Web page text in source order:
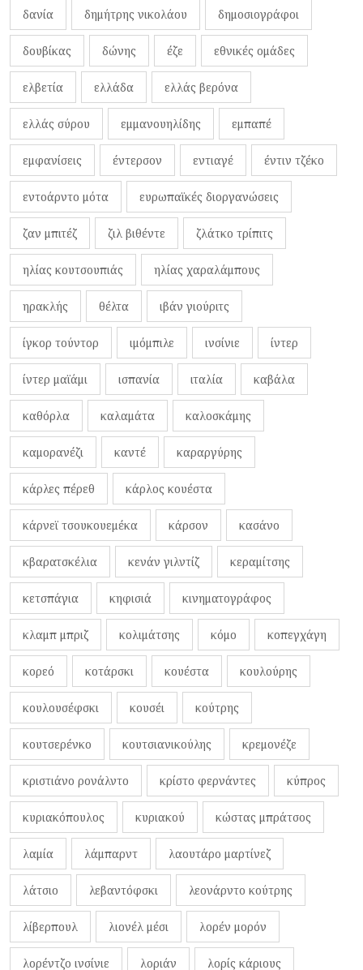
δανία δημήτρης νικολάου δημοσιογράφοι
δουβίκας δώνης έζε εθνικές ομάδες
ελβετία ελλάδα ελλάς βερόνα
ελλάς σύρου εμμανουηλίδης εμπαπέ
εμφανίσεις έντερσον εντιαγέ έντιν τζέκο
εντοάρντο μότα ευρωπαϊκές διοργανώσεις
ζαν μπιτέζ ζιλ βιθέντε ζλάτκο τρίπιτς
ηλίας κουτσουπιάς ηλίας χαραλάμπους
ηρακλής θέλτα ιβάν γιούριτς
ίγκορ τούντορ ιμόμπιλε ινσίνιε ίντερ
ίντερ μαϊάμι ισπανία ιταλία καβάλα
καθόρλα καλαμάτα καλοσκάμης
καμορανέζι καντέ καραργύρης
κάρλες πέρεθ κάρλος κουέστα
κάρνεϊ τσουκουεμέκα κάρσον κασάνο
κβαρατσκέλια κενάν γιλντίζ κεραμίτσης
κετσπάγια κηφισιά κινηματογράφος
κλαμπ μπριζ κολιμάτσης κόμο κοπεγχάγη
κορεό κοτάρσκι κουέστα κουλούρης
κουλουσέφσκι κουσέι κούτρης
κουτσερένκο κουτσιανικούλης κρεμονέζε
κριστιάνο ρονάλντο κρίστο φερνάντες κύπρος
κυριακόπουλος κυριακού κώστας μπράτσος
λαμία λάμπαρντ λαουτάρο μαρτίνεζ
λάτσιο λεβαντόφσκι λεονάρντο κούτρης
λίβερπουλ λιονέλ μέσι λορέν μορόν
λορέντζο ινσίνιε λοριάν λορίς κάριους